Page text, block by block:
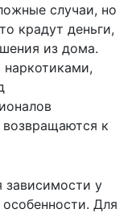
случаи, но
крадут деньги,
из дома.
наркотиками,
к
зависимости у
Для